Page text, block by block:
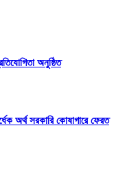
অনুষ্ঠিত
অর্থ সরকারি কোষাগারে ফেরত